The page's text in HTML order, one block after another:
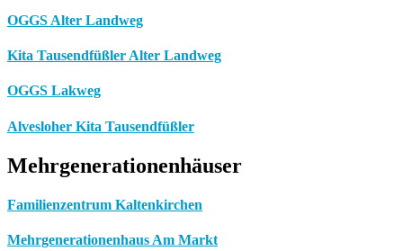
OGGS Alter Landweg
Kita Tausendfüßler Alter Landweg
OGGS Lakweg
Alvesloher Kita Tausendfüßler
Mehrgenerationenhäuser
Familienzentrum Kaltenkirchen
Mehrgenerationenhaus Am Markt